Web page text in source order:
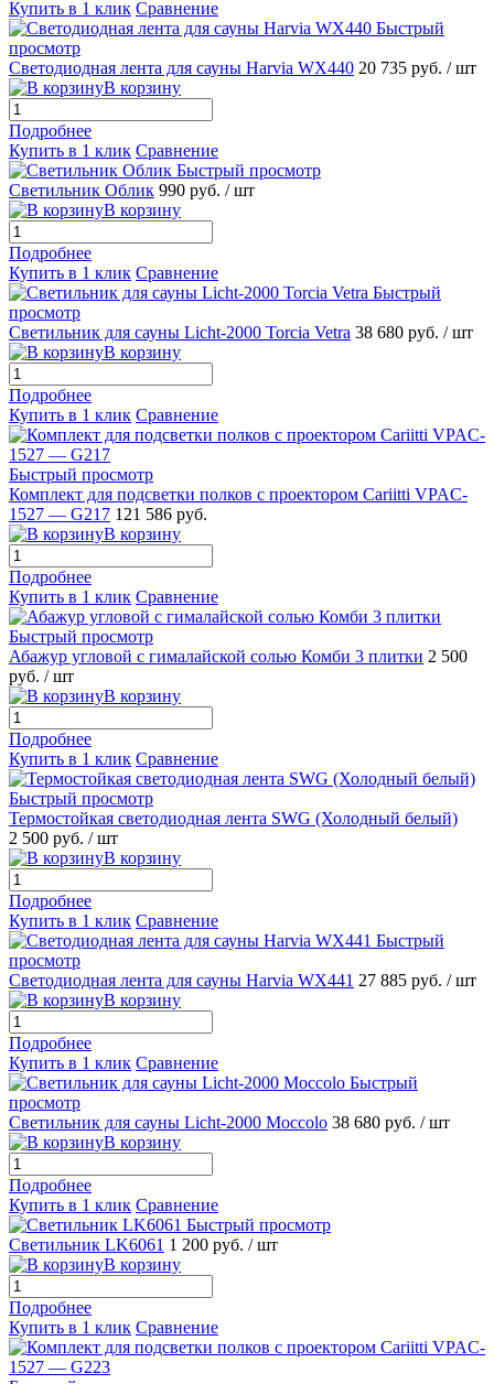
Купить в 1 клик Сравнение
Быстрый
просмотр
Светодиодная лента для сауны Harvia WX440 20 735 руб. / шт
В корзину
Подробнее
Купить в 1 клик Сравнение
Быстрый просмотр
Светильник Облик 990 руб. / шт
В корзину
Подробнее
Купить в 1 клик Сравнение
Быстрый
просмотр
Светильник для сауны Licht-2000 Torcia Vetra 38 680 руб. / шт
В корзину
Подробнее
Купить в 1 клик Сравнение
Быстрый просмотр
Комплект для подсветки полков с проектором Cariitti VPAC-
1527 — G217 121 586 руб.
В корзину
Подробнее
Купить в 1 клик Сравнение
Быстрый просмотр
Абажур угловой с гималайской солью Комби 3 плитки 2 500
руб. / шт
В корзину
Подробнее
Купить в 1 клик Сравнение
Быстрый просмотр
Термостойкая светодиодная лента SWG (Холодный белый)
2 500 руб. / шт
В корзину
Подробнее
Купить в 1 клик Сравнение
Быстрый
просмотр
Светодиодная лента для сауны Harvia WX441 27 885 руб. / шт
В корзину
Подробнее
Купить в 1 клик Сравнение
Быстрый
просмотр
Светильник для сауны Licht-2000 Moccolo 38 680 руб. / шт
В корзину
Подробнее
Купить в 1 клик Сравнение
Быстрый просмотр
Светильник LK6061 1 200 руб. / шт
В корзину
Подробнее
Купить в 1 клик Сравнение